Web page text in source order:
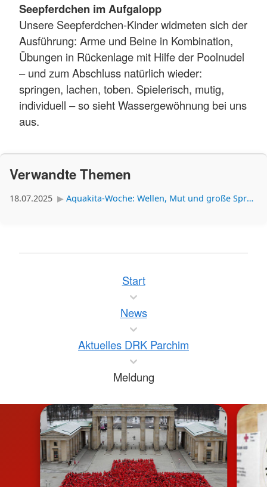
Seepferdchen im Aufgalopp
Unsere Seepferdchen-Kinder widmeten sich der
Ausführung: Arme und Beine in Kombination,
Übungen in Rückenlage mit Hilfe der Poolnudel
– und zum Abschluss natürlich wieder:
springen, lachen, toben. Spielerisch, mutig,
individuell – so sieht Wassergewöhnung bei uns
aus.
Verwandte Themen
18.07.2025 Aquakita-Woche: Wellen, Mut und große Sprünge
Start
News
Aktuelles DRK Parchim
Meldung